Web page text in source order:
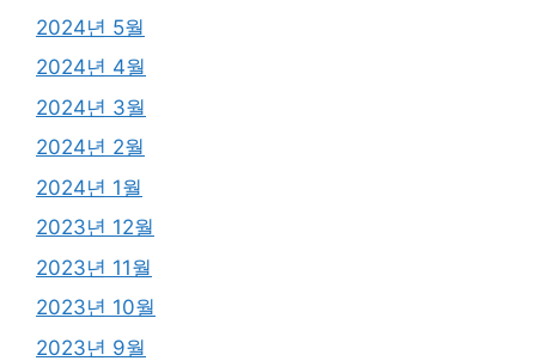
2024년 5월
2024년 4월
2024년 3월
2024년 2월
2024년 1월
2023년 12월
2023년 11월
2023년 10월
2023년 9월